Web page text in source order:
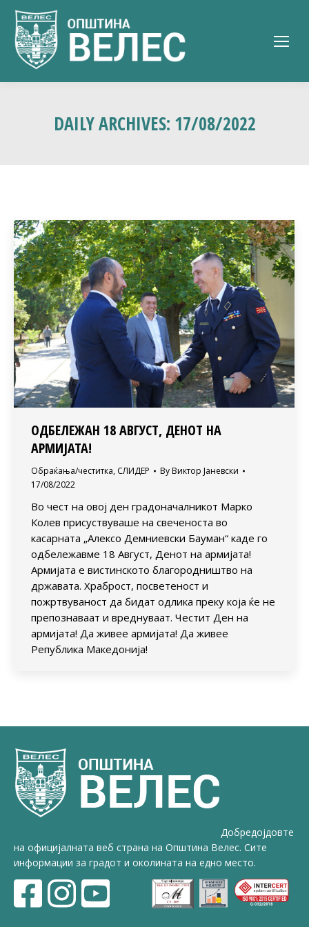
DAILY ARCHIVES: 17/08/2022
ОДБЕЛЕЖАН 18 АВГУСТ, ДЕНОТ НА
АРМИЈАТА!
Обраќања/честитка, СЛИДЕР By Виктор Јаневски
17/08/2022
Во чест на овој ден градоначалникот Марко
Колев присуствуваше на свеченоста во
касарната „Алексо Демниевски Бауман“ каде го
одбележавме 18 Август, Денот на армијата!
Армијата е вистинското благородништво на
државата. Храброст, посветеност и
пожртвуваност да бидат одлика преку која ќе не
препознаваат и вреднуваат. Честит Ден на
армијата! Да живее армијата! Да живее
Република Македонија!
Добредојдовте
на официјалната веб страна на Општина Велес. Сите
информации за градот и околината на едно место.